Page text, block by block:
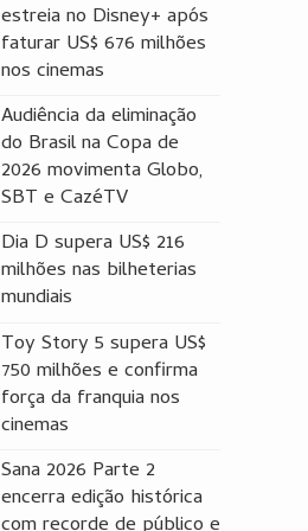
estreia no Disney+ após
faturar US$ 676 milhões
nos cinemas
Audiência da eliminação
do Brasil na Copa de
2026 movimenta Globo,
SBT e CazéTV
Dia D supera US$ 216
milhões nas bilheterias
mundiais
Toy Story 5 supera US$
750 milhões e confirma
força da franquia nos
cinemas
Sana 2026 Parte 2
encerra edição histórica